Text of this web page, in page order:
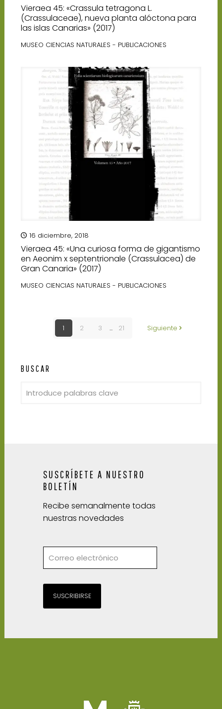
Vieraea 45: «Crassula tetragona L.
(Crassulaceae), nueva planta alóctona para
las islas Canarias» (2017)
MUSEO CIENCIAS NATURALES - PUBLICACIONES
16 diciembre, 2018
Vieraea 45: «Una curiosa forma de gigantismo
en Aeonim x septentrionale (Crassulacea) de
Gran Canaria» (2017)
MUSEO CIENCIAS NATURALES - PUBLICACIONES
1 2 3 ... 21 Siguiente
BUSCAR
SUSCRÍBETE A NUESTRO
BOLETÍN
Recibe semanalmente todas
nuestras novedades
SUSCRIBIRSE